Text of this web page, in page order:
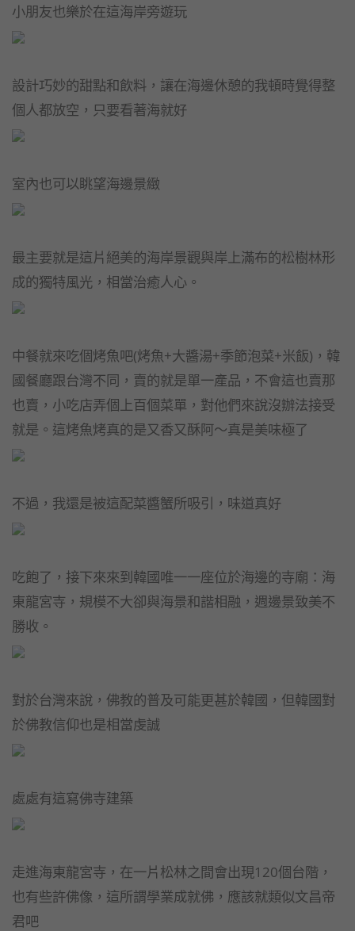
小朋友也樂於在這海岸旁遊玩
設計巧妙的甜點和飲料，讓在海邊休憩的我頓時覺得整
個人都放空，只要看著海就好
室內也可以眺望海邊景緻
最主要就是這片絕美的海岸景觀與岸上滿布的松樹林形
成的獨特風光，相當治癒人心。
中餐就來吃個烤魚吧(烤魚+大醬湯+季節泡菜+米飯)，韓
國餐廳跟台灣不同，賣的就是單一產品，不會這也賣那
也賣，小吃店弄個上百個菜單，對他們來說沒辦法接受
就是。這烤魚烤真的是又香又酥阿～真是美味極了
不過，我還是被這配菜醬蟹所吸引，味道真好
吃飽了，接下來來到韓國唯一一座位於海邊的寺廟：海
東龍宮寺，規模不大卻與海景和諧相融，週邊景致美不
勝收。
對於台灣來說，佛教的普及可能更甚於韓國，但韓國對
於佛教信仰也是相當虔誠
處處有這寫佛寺建築
走進海東龍宮寺，在一片松林之間會出現120個台階，
也有些許佛像，這所謂學業成就佛，應該就類似文昌帝
君吧